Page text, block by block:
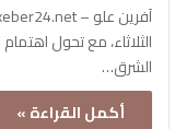
الثلاثاء، مع تحول
الشرق…
أكمل القراءة »